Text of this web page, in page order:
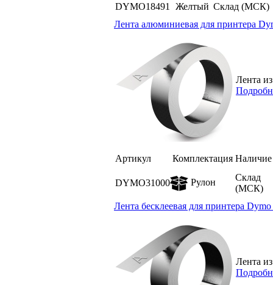
DYMO18491 Желтый Склад (МСК)
Лента алюминиевая для принтера
Лента
Артикул Комплектация Наличие
DYMO31000 Рулон
Склад
(МСК)
Лента бесклеевая для принтера
Лента